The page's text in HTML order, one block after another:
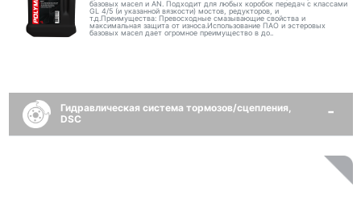
базовых масел и AN. Подходит для любых коробок передач с классами
GL 4/5 (и указанной вязкости) мостов, редукторов, и
т.д.Преимущества: Превосходные смазывающие свойства и
максимальная защита от износа.Использование ПАО и эстеровых
базовых масел дает огромное преимущество в до..
Гидравлическая система тормозов/сцепления,
DSC